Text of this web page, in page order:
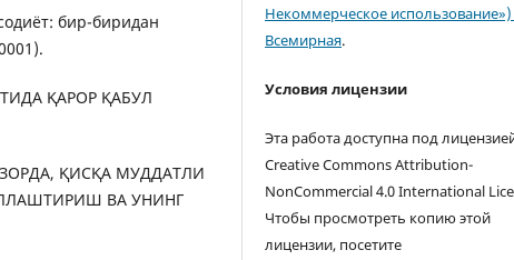
бир-биридан
ҚАРОР ҚАБУЛ
ҚИСҚА МУДДАТЛИ
ВА УНИНГ
Некоммерческое использование»)
Всемирная.
Условия лицензии
Эта работа доступна под
Creative Commons Attribution-
NonCommercial 4.0 International
Чтобы просмотреть копию этой
лицензии, посетите